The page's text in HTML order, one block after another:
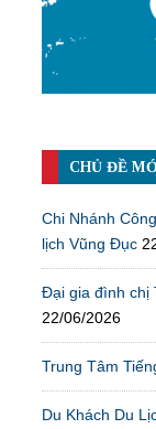
CHỦ ĐỀ
Chi Nhánh
lịch Vũng Đục
Đại gia đình chị
22/06/2026
Trung Tâm
Du Khách Du